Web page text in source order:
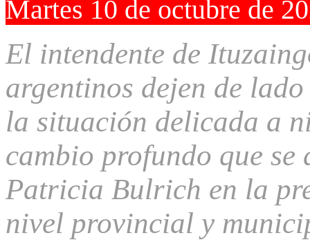
Martes 10 de octubre de
El intendente de
argentinos dejen de
la situación delicada a
cambio profundo que
Patricia Bulrich en la
nivel provincial y